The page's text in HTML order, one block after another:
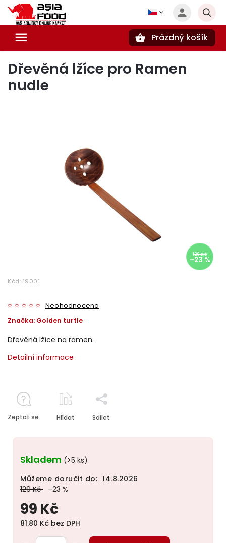
Prázdný košík
Dřevěná lžíce pro Ramen
nudle
129 Kč
–23 %
Kód: 19001
Neohodnoceno
Značka: Golden turtle
129 Kč –23 %
99 Kč
81.80 Kč bez DPH
Skladem (>5 ks)
Můžeme doručit do: 14.8.2026
Dřevěná lžíce na ramen.
Detailní informace
Zeptat se Hlídat Sdílet